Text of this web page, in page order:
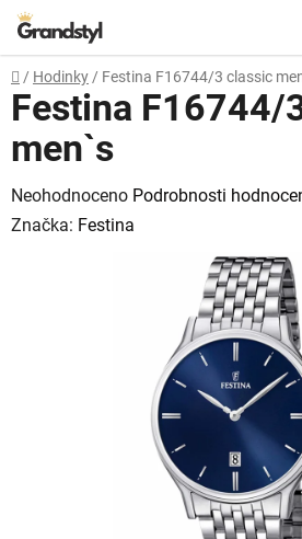
Přejít na obsah
Domů
/ Hodinky / Festina F16744/3 classic
Festina F16744/
men`s
Průměrné hodnocení produktu je 0,0 z
Neohodnoceno Podrobnosti
Značka: Festina